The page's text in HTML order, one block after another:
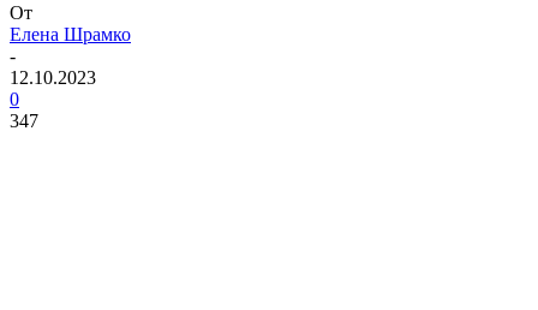
От
Елена Шрамко
-
12.10.2023
0
347